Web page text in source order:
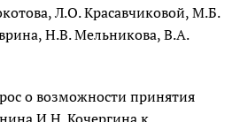
Л.О. Красавчиковой, М.Б.
Н.В. Мельникова, В.А.
о возможности принятия
И.Н. Кочергина к